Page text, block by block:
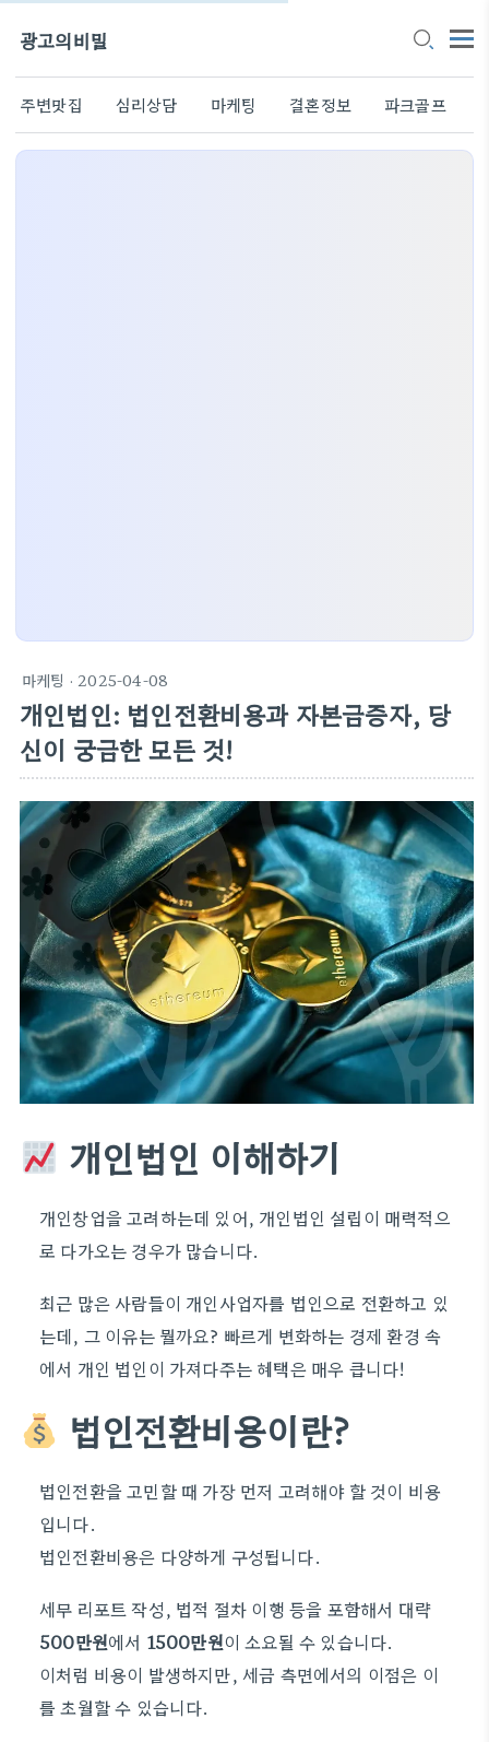
광고의비밀
주변맛집 심리상담 마케팅 결혼정보 파크골프
마케팅 · 2025-04-08
개인법인: 법인전환비용과 자본금증자, 당
신이 궁금한 모든 것!
개인법인 이해하기
개인창업을 고려하는데 있어, 개인법인 설립이 매력적으
로 다가오는 경우가 많습니다.
최근 많은 사람들이 개인사업자를 법인으로 전환하고 있
는데, 그 이유는 뭘까요? 빠르게 변화하는 경제 환경 속
에서 개인 법인이 가져다주는 혜택은 매우 큽니다!
법인전환비용이란?
법인전환을 고민할 때 가장 먼저 고려해야 할 것이 비용
입니다.
법인전환비용은 다양하게 구성됩니다.
세무 리포트 작성, 법적 절차 이행 등을 포함해서 대략
500만원에서 1500만원이 소요될 수 있습니다.
이처럼 비용이 발생하지만, 세금 측면에서의 이점은 이
를 초월할 수 있습니다.